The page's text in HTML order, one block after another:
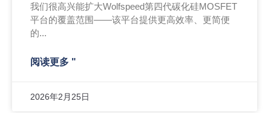
我们很高兴能扩大Wolfspeed第四代碳化硅MOSFET
平台的覆盖范围——该平台提供更高效率、更简便
的...
阅读更多 "
2026年2月25日